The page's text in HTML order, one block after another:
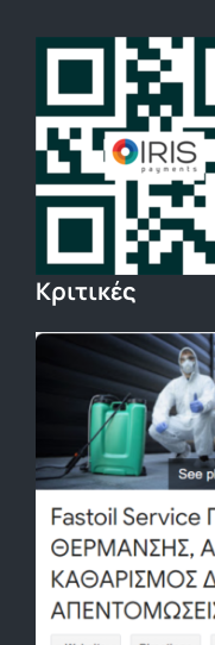
Κριτικές